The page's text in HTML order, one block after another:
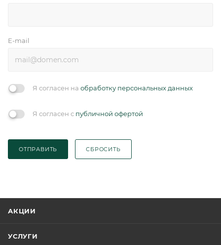
E-mail
Я согласен на обработку персональных данных
Я согласен с публичной офертой
ОТПРАВИТЬ СБРОСИТЬ
АКЦИИ
УСЛУГИ